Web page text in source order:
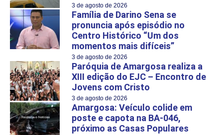
3 de agosto de 2026
Família de Darino Sena se
pronuncia após episódio no
Centro Histórico “Um dos
momentos mais difíceis”
3 de agosto de 2026
Paróquia de Amargosa realiza a
XIII edição do EJC – Encontro de
Jovens com Cristo
3 de agosto de 2026
Amargosa: Veículo colide em
poste e capota na BA-046,
próximo as Casas Populares